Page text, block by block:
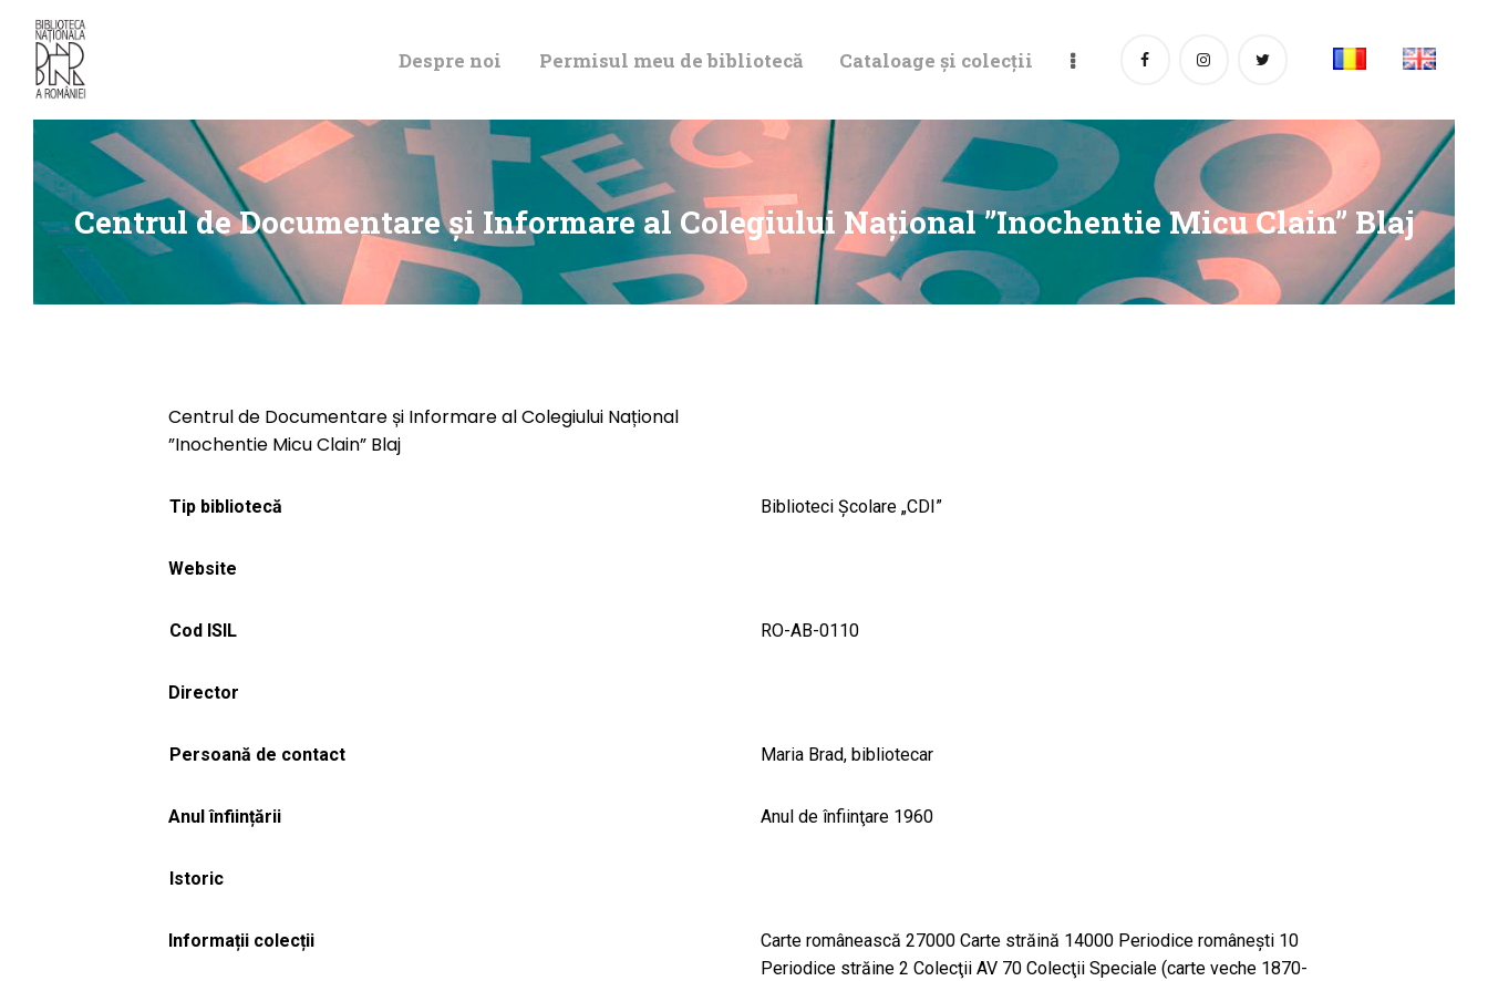
Despre noi Permisul meu de bibliotecă Cataloage și colecții
Centrul de Documentare și Informare al Colegiului Național ”Inochentie Micu Clain” Blaj
DE BIBLIOTECĂ
CATALOAGE ȘI
COLECȚII
Centrul de Documentare și Informare al Colegiului Național
”Inochentie Micu Clain” Blaj
Tip bibliotecă Biblioteci Școlare „CDI”
Website
Cod ISIL RO-AB-0110
Director
Persoană de contact Maria Brad, bibliotecar
Anul înființării Anul de înfiinţare 1960
Istoric
Informații colecții
Carte românească 27000 Carte străină 14000 Periodice româneşti 10
Periodice străine 2 Colecţii AV 70 Colecţii Speciale (carte veche 1870-